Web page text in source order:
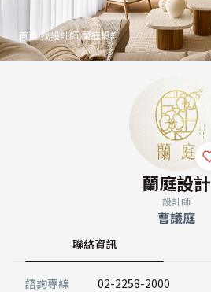
首頁›找設計師›蘭庭設計
蘭庭設計
設計師
曹議庭
聯絡資訊
諮詢專線
02-2258-2000